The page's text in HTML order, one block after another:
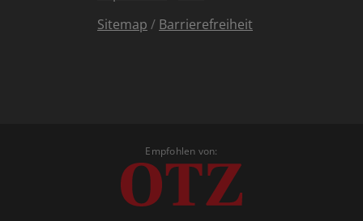
Sitemap / Barrierefreiheit
Empfohlen von: